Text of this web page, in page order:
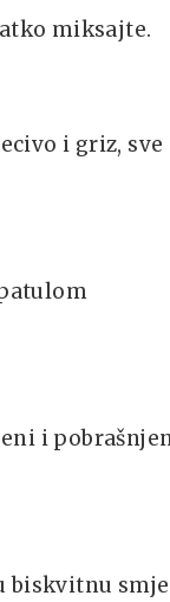
miksajte.
i griz, sve
i
biskvitnu